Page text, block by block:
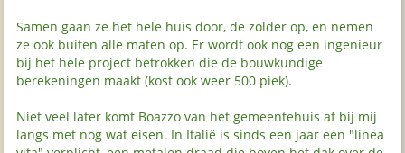
Samen gaan ze het hele huis door, de zolder op, en nemen
ze ook buiten alle maten op. Er wordt ook nog een ingenieur
bij het hele project betrokken die de bouwkundige
berekeningen maakt (kost ook weer 500 piek).
Niet veel later komt Boazzo van het gemeentehuis af bij mij
langs met nog wat eisen. In Italië is sinds een jaar een "linea